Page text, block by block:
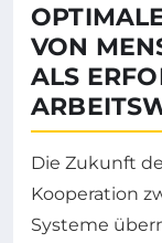
VON
ALS
Die Zukunft
Kooperation
Systeme